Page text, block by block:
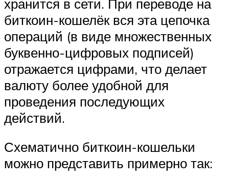
хранится в сети. При переводе на
биткоин-кошелёк вся эта цепочка
операций (в виде множественных
буквенно-цифровых подписей)
отражается цифрами, что делает
валюту более удобной для
проведения последующих
действий.
Схематично биткоин-кошельки
можно представить примерно так: